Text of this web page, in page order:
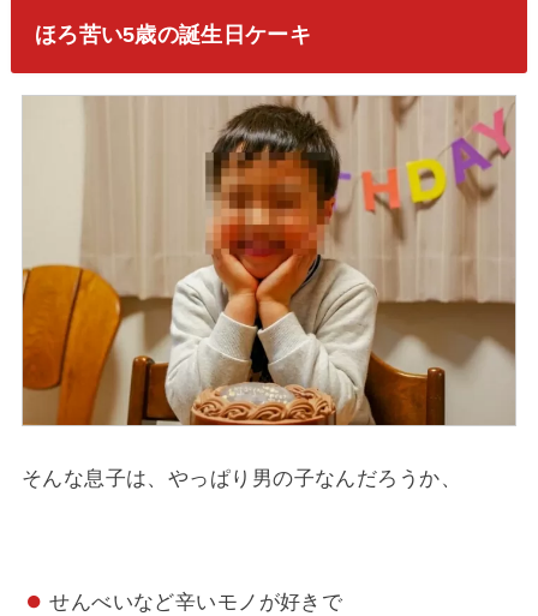
ほろ苦い5歳の誕生日ケーキ
そんな息子は、やっぱり男の子なんだろうか、
せんべいなど辛いモノが好きで